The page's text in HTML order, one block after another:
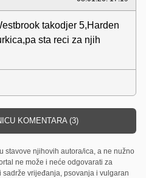
takodjer 5,Harden
sta reci za njih
KOMENTARA (3)
stavove njihovih autora/ica, a ne nužno
ne može i neće odgovarati za
vrijeđanja, psovanja i vulgaran